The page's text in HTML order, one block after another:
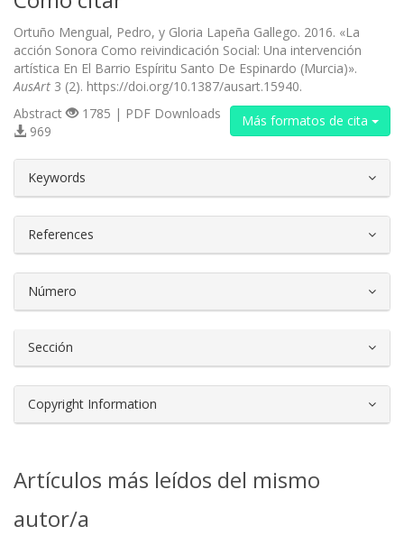
Ortuño Mengual, Pedro, y Gloria Lapeña Gallego. 2016. «La
acción Sonora Como reivindicación Social: Una intervención
artística En El Barrio Espíritu Santo De Espinardo (Murcia)».
AusArt 3 (2). https://doi.org/10.1387/ausart.15940.
Más formatos de cita
Abstract
1785 | PDF Downloads
969
Keywords
References
Número
Sección
Copyright Information
Artículos más leídos del mismo
autor/a